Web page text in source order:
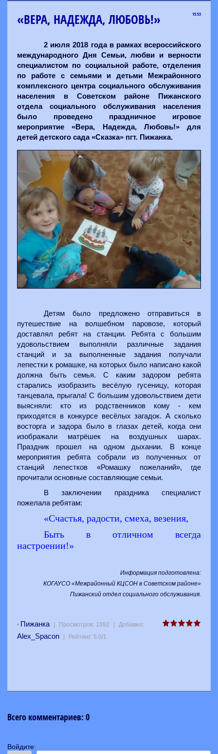
15:53
«ВЕРА, НАДЕЖДА, ЛЮБОВЬ!»
2 июля 2018 года в рамках всероссийского
международного Дня Семьи, любви и верности
специалистом по социальной работе, отделения
по работе с семьями и детьми Межрайонного
комплексного центра социального обслуживания
населения в Советском районе Пижанского
отдела социального обслуживания населения
было проведено праздничное игровое
мероприятие «Вера, Надежда, Любовь!» для
детей детского сада «Сказка» пгт. Пижанка.
Детям было предложено отправиться в
путешествие на волшебном паровозе, который
доставлял ребят на станции. Ребята с большим
удовольствием выполняли различные задания
станций и за выполненные задания получали
лепестки к ромашке, на которых было написано какой
должна быть семья. С каким задором ребята
старались изобразить весёлую гусеницу, которая
танцевала, прыгала! С большим удовольствием дети
выясняли: кто из родственников кому - кем
приходятся в конкурсе весёлых загадок. А сколько
восторга и задора было в глазах детей, когда они
изображали матрёшек на воздушных шарах.
Праздник прошел на одном дыхании. В конце
мероприятия ребята собрали из полученных от
станций лепестков «Ромашку пожеланий», где
прочитали основные составляющие семьи.
В заключении праздника специалист
пожелала ребятам:
«Счастья, радости, смеха, везения,
Быть в отличном всегда
настроении!»
Информация подготовлена:
КОГАУСО «Межрайонный КЦСОН в Советском районе»
Пижанский отдел социального обслуживания.
• Пижанка Просмотров: 1092 Добавил:
Alex_Spacon Рейтинг: 5.0/1
Всего комментариев: 0
Войдите: